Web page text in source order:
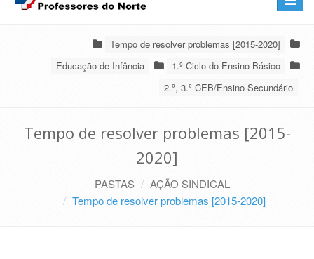
Tempo de resolver problemas [2015-2020]
Educação de Infância
1.º Ciclo do Ensino Básico
2.º, 3.º CEB/Ensino Secundário
Tempo de resolver problemas [2015-
2020]
PASTAS
AÇÃO SINDICAL
Tempo de resolver problemas [2015-2020]